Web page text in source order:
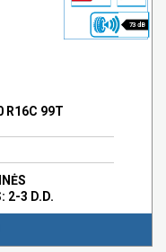
73 dB
R16C 99T
2-3 D.D.